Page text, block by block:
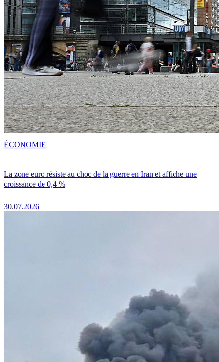
La zone euro résiste au choc de la guerre en Iran et affiche une
croissance de 0,4 %
30.07.2026
ÉCONOMIE